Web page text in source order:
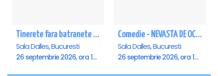
Tinerete fara batranete si viata fara de moarte
Sala Dalles, Bucuresti
26 septembrie 2026, ora 10:30
Comedie - NEVASTA DE OCAZIE !!!
Sala Dalles, Bucuresti
26 septembrie 2026, ora 19:00